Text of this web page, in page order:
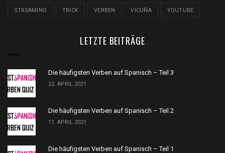
STREAMING TRICK VERBEN VICUÑA YOUTUBE
LETZTE BEITRÄGE
Die häufigsten Verben auf Spanisch – Teil 3
22. APRIL 2021
Die häufigsten Verben auf Spanisch – Teil 2
11. APRIL 2021
Die häufigsten Verben auf Spanisch – Teil 1